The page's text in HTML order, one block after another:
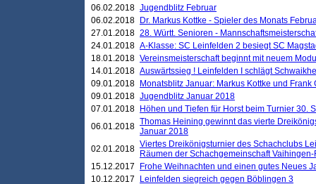
06.02.2018 Jugendblitz Februar
06.02.2018
Dr. Markus Kottke - Spieler des Monats
27.01.2018 28. Württ. Senioren -
24.01.2018 A-Klasse: SC Leinfelden 2 besiegt SC
18.01.2018 Vereinsmeisterschaft beginnt mit neuem
14.01.2018 Auswärtssieg ! Leinfelden I schlägt
09.01.2018
Monatsblitz Januar: Markus Kottke und
09.01.2018 Jugendblitz Januar 2018
07.01.2018
Höhen und Tiefen für Horst beim Turnier 30.
06.01.2018 Thomas Heining gewinnt das vierte
Januar 2018
02.01.2018 Viertes Dreikönigsturnier des Schachclubs
Räumen der Schachgemeinschaft
15.12.2017
Frohe Weihnachten und einen gutes Neues
10.12.2017
Leinfelden siegreich gegen Böblingen 3